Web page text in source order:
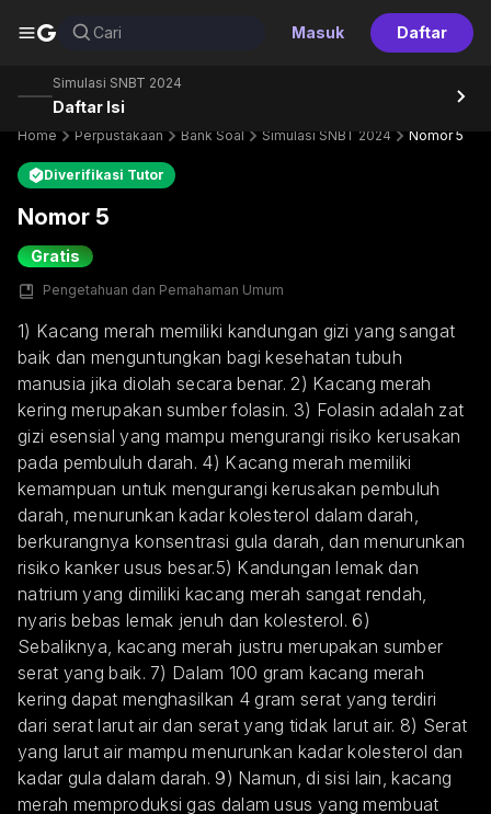
G Cari Masuk Daftar
Simulasi SNBT 2024
Daftar Isi
Home Perpustakaan Bank Soal Simulasi SNBT 2024 Nomor 5
Diverifikasi Tutor
Nomor 5
Gratis
Pengetahuan dan Pemahaman Umum
1) Kacang merah memiliki kandungan gizi yang sangat
baik dan menguntungkan bagi kesehatan tubuh
manusia jika diolah secara benar. 2) Kacang merah
kering merupakan sumber folasin. 3) Folasin adalah zat
gizi esensial yang mampu mengurangi risiko kerusakan
pada pembuluh darah. 4) Kacang merah memiliki
kemampuan untuk mengurangi kerusakan pembuluh
darah, menurunkan kadar kolesterol dalam darah,
berkurangnya konsentrasi gula darah, dan menurunkan
risiko kanker usus besar.5) Kandungan lemak dan
natrium yang dimiliki kacang merah sangat rendah,
nyaris bebas lemak jenuh dan kolesterol. 6)
Sebaliknya, kacang merah justru merupakan sumber
serat yang baik. 7) Dalam 100 gram kacang merah
kering dapat menghasilkan 4 gram serat yang terdiri
dari serat larut air dan serat yang tidak larut air. 8) Serat
yang larut air mampu menurunkan kadar kolesterol dan
kadar gula dalam darah. 9) Namun, di sisi lain, kacang
merah memproduksi gas dalam usus yang membuat